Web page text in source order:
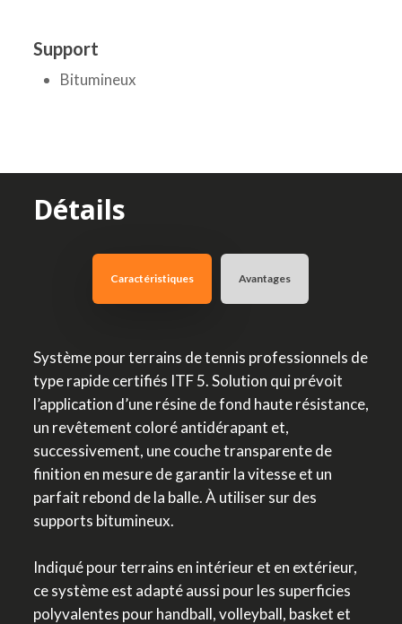
Support
Bitumineux
Détails
Caractéristiques Avantages
Système pour terrains de tennis professionnels de
type rapide certifiés ITF 5. Solution qui prévoit
l’application d’une résine de fond haute résistance,
un revêtement coloré antidérapant et,
successivement, une couche transparente de
finition en mesure de garantir la vitesse et un
parfait rebond de la balle. À utiliser sur des
supports bitumineux.
Indiqué pour terrains en intérieur et en extérieur,
ce système est adapté aussi pour les superficies
polyvalentes pour handball, volleyball, basket et